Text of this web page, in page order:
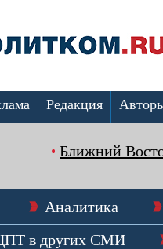
Редакция
Ближний
Аналитика
в других СМИ